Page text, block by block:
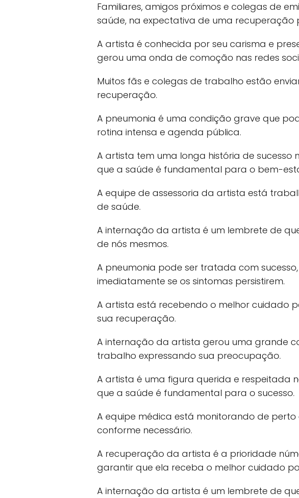
Familiares, amigos próximos e colegas de
saúde, na expectativa de uma recuperação
A artista é conhecida por seu carisma e
gerou uma onda de comoção nas redes
Muitos fãs e colegas de trabalho estão
recuperação.
A pneumonia é uma condição grave que
rotina intensa e agenda pública.
A artista tem uma longa história de sucesso
que a saúde é fundamental para o bem-
A equipe de assessoria da artista está
de saúde.
A internação da artista é um lembrete de
de nós mesmos.
A pneumonia pode ser tratada com
imediatamente se os sintomas persistirem.
A artista está recebendo o melhor cuidado
sua recuperação.
A internação da artista gerou uma grande
trabalho expressando sua preocupação.
A artista é uma figura querida e respeitada
que a saúde é fundamental para o sucesso.
A equipe médica está monitorando de
conforme necessário.
A recuperação da artista é a prioridade
garantir que ela receba o melhor cuidado
A internação da artista é um lembrete de